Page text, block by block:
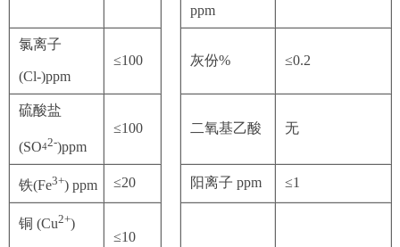
ppm
氯离子
(Cl-)ppm
≤100 灰份% ≤0.2
硫酸盐
(SO42-)ppm
≤100 二氧基乙酸 无
铁(Fe3+) ppm ≤20 阳离子 ppm ≤1
铜 (Cu2+)
≤10